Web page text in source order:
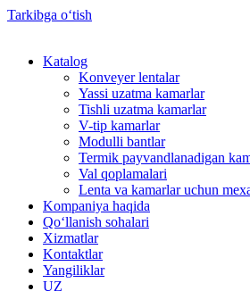
Tarkibga oʻtish
Katalog
Konveyer lentalar
Yassi uzatma kamarlar
Tishli uzatma kamarlar
V-tip kamarlar
Modulli bantlar
Termik payvandlanadigan
Val qoplamalari
Lenta va kamarlar uchun
Kompaniya haqida
Qo‘llanish sohalari
Xizmatlar
Kontaktlar
Yangiliklar
UZ